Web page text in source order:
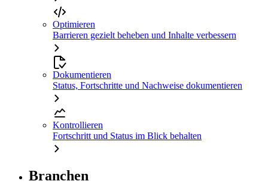
Optimieren
Barrieren gezielt beheben und Inhalte verbessern
Dokumentieren
Status, Fortschritte und Nachweise dokumentieren
Kontrollieren
Fortschritt und Status im Blick behalten
Branchen